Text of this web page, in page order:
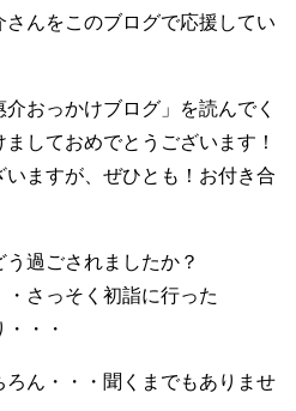
んをこのブログで応援してい
おっかけブログ」を読んでく
しておめでとうございます！
ますが、ぜひとも！お付き合
過ごされましたか？
さっそく初詣に行った
・・
ん・・・聞くまでもありませ